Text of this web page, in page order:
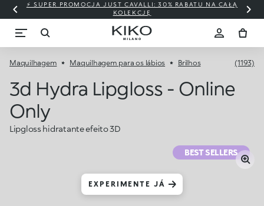
⚡ SUPER PROMOCJA JUST CAVALLI: 30% RABATU NA CAŁĄ
KOLEKCJĘ
Maquilhagem Maquilhagem para os lábios Brilhos (1193)
3d Hydra Lipgloss - Online
Only
Lipgloss hidratante efeito 3D
BEST SELLERS
EXPERIMENTE JÁ